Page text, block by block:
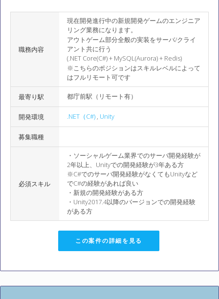
職務内容
現在開発進行中の新規開発ゲームのエンジニア
リング業務になります。
アウトゲーム部分全般の実装をサーバ/クライ
アント共に行う
(.NET Core(C#) + MySQL(Aurora) + Redis)
※こちらのポジションはスキルレベルによって
はフルリモート可です
最寄り駅 都庁前駅（リモート有）
開発環境 .NET（C#) , Unity
募集職種
必須スキル
・ソーシャルゲーム業界でのサーバ開発経験が
2年以上、Unityでの開発経験が3年ある方
※C#でのサーバ開発経験がなくてもUnityなど
でC#の経験があれば良い
・新規の開発経験がある方
・Unity2017.4以降のバージョンでの開発経験
がある方
この案件の詳細を見る